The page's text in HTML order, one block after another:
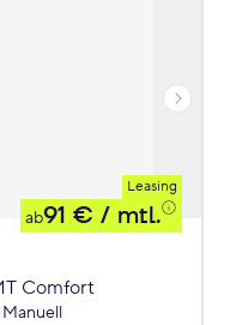
Leasing
ab91 € / mtl.
Comfort
Manuell